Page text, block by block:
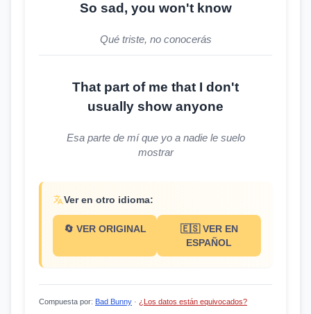
So sad, you won't know
Qué triste, no conocerás
That part of me that I don't
usually show anyone
Esa parte de mí que yo a nadie le suelo
mostrar
Ver en otro idioma:
🔄 VER ORIGINAL
🇪🇸 VER EN
ESPAÑOL
Compuesta por: Bad Bunny · ¿Los datos están equivocados?